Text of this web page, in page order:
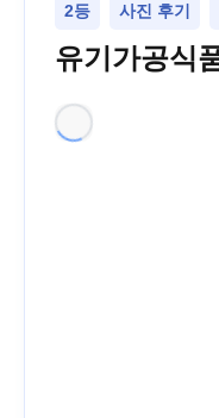
2등 사진 후기
유기가공식